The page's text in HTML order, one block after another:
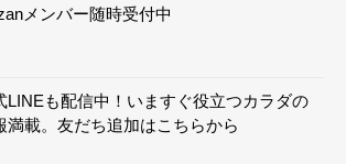
メンバー随時受付中
LINEも配信中！いますぐ役立つカラダの
満載。友だち追加はこちらから